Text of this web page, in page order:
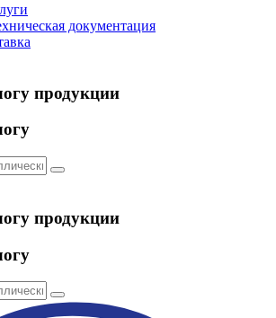
документация
продукции
продукции